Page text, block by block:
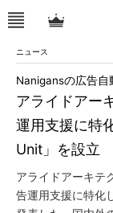
ニュース
アライドアー
運用支援に特
Unit」を設立
Nanigansの広告
アライドアーキテ
告運用支援に特化